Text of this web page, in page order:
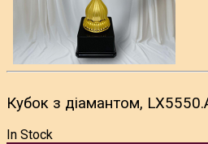
Кубок з діамантом,
In Stock